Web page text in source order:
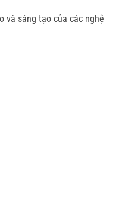
và sáng tạo của các nghệ